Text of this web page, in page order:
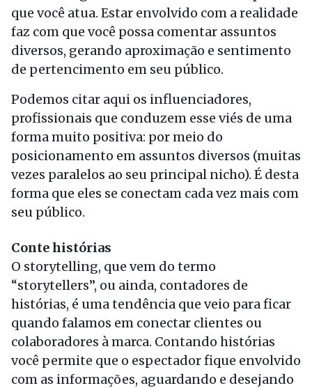
que você atua. Estar envolvido com a realidade
faz com que você possa comentar assuntos
diversos, gerando aproximação e sentimento
de pertencimento em seu público.
Podemos citar aqui os influenciadores,
profissionais que conduzem esse viés de uma
forma muito positiva: por meio do
posicionamento em assuntos diversos (muitas
vezes paralelos ao seu principal nicho). É desta
forma que eles se conectam cada vez mais com
seu público.
Conte histórias
O storytelling, que vem do termo
“storytellers”, ou ainda, contadores de
histórias, é uma tendência que veio para ficar
quando falamos em conectar clientes ou
colaboradores à marca. Contando histórias
você permite que o espectador fique envolvido
com as informações, aguardando e desejando